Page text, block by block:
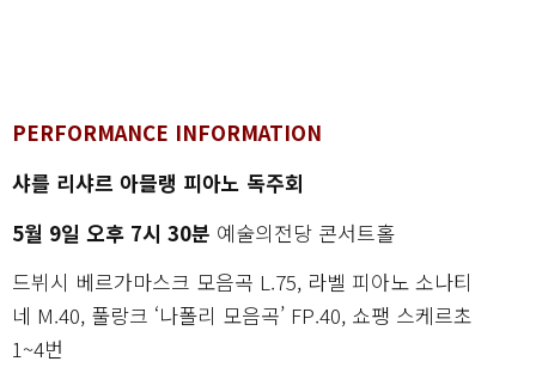
PERFORMANCE INFORMATION
샤를 리샤르 아믈랭 피아노 독주회
5월 9일 오후 7시 30분 예술의전당 콘서트홀
드뷔시 베르가마스크 모음곡 L.75, 라벨 피아노 소나티
네 M.40, 풀랑크 ‘나폴리 모음곡’ FP.40, 쇼팽 스케르초
1~4번